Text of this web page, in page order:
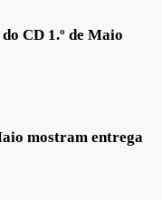
CD 1.º de Maio
mostram entrega